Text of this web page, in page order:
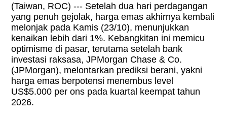
(Taiwan, ROC) --- Setelah dua hari perdagangan
yang penuh gejolak, harga emas akhirnya kembali
melonjak pada Kamis (23/10), menunjukkan
kenaikan lebih dari 1%. Kebangkitan ini memicu
optimisme di pasar, terutama setelah bank
investasi raksasa, JPMorgan Chase & Co.
(JPMorgan), melontarkan prediksi berani, yakni
harga emas berpotensi menembus level
US$5.000 per ons pada kuartal keempat tahun
2026.